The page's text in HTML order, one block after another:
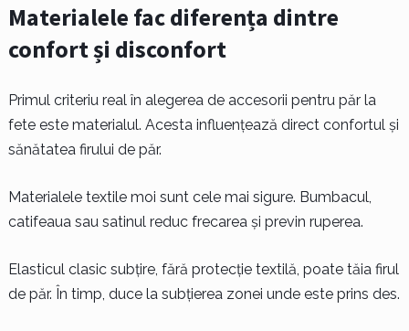
Materialele fac diferența dintre
confort și disconfort
Primul criteriu real în alegerea de accesorii pentru păr la
fete este materialul. Acesta influențează direct confortul și
sănătatea firului de păr.
Materialele textile moi sunt cele mai sigure. Bumbacul,
catifeaua sau satinul reduc frecarea și previn ruperea.
Elasticul clasic subțire, fără protecție textilă, poate tăia firul
de păr. În timp, duce la subțierea zonei unde este prins des.